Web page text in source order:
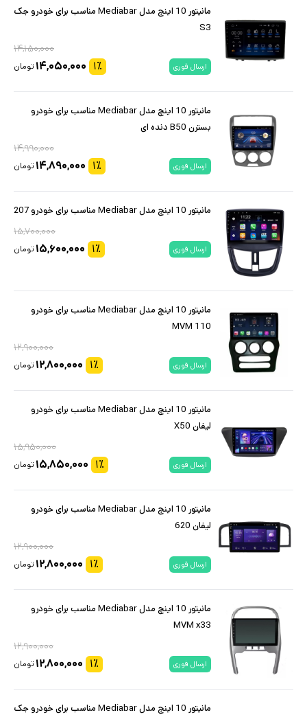
مانیتور 10 اینچ مدل Mediabar مناسب برای خودرو جک
S3
۱۴,۱۵۰,۰۰۰
ارسال فوری ۱٪ ۱۴,۰۵۰,۰۰۰ تومان
مانیتور 10 اینچ مدل Mediabar مناسب برای خودرو
بسترن B50 دنده ای
۱۴,۹۹۰,۰۰۰
ارسال فوری ۱٪ ۱۴,۸۹۰,۰۰۰ تومان
مانیتور 10 اینچ مدل Mediabar مناسب برای خودرو 207
۱۵,۷۰۰,۰۰۰
ارسال فوری ۱٪ ۱۵,۶۰۰,۰۰۰ تومان
مانیتور 10 اینچ مدل Mediabar مناسب برای خودرو
MVM 110
۱۲,۹۰۰,۰۰۰
ارسال فوری ۱٪ ۱۲,۸۰۰,۰۰۰ تومان
مانیتور 10 اینچ مدل Mediabar مناسب برای خودرو
لیفان X50
۱۵,۹۵۰,۰۰۰
ارسال فوری ۱٪ ۱۵,۸۵۰,۰۰۰ تومان
مانیتور 10 اینچ مدل Mediabar مناسب برای خودرو
لیفان 620
۱۲,۹۰۰,۰۰۰
ارسال فوری ۱٪ ۱۲,۸۰۰,۰۰۰ تومان
مانیتور 10 اینچ مدل Mediabar مناسب برای خودرو
MVM x33
۱۲,۹۰۰,۰۰۰
ارسال فوری ۱٪ ۱۲,۸۰۰,۰۰۰ تومان
مانیتور 10 اینچ مدل Mediabar مناسب برای خودرو جک